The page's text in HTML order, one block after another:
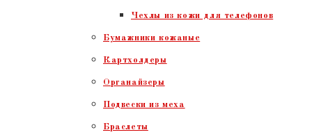
Чехлы из кожи для телефонов
Бумажники кожаные
Картхолдеры
Органайзеры
Подвески из меха
Браслеты